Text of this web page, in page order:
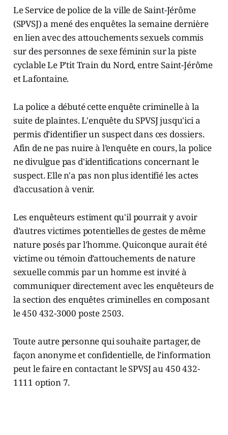
Le Service de police de la ville de Saint-Jérôme
(SPVSJ) a mené des enquêtes la semaine dernière
en lien avec des attouchements sexuels commis
sur des personnes de sexe féminin sur la piste
cyclable Le P’tit Train du Nord, entre Saint-Jérôme
et Lafontaine.
La police a débuté cette enquête criminelle à la
suite de plaintes. L'enquête du SPVSJ jusqu'ici a
permis d’identifier un suspect dans ces dossiers.
Afin de ne pas nuire à l’enquête en cours, la police
ne divulgue pas d'identifications concernant le
suspect. Elle n'a pas non plus identifié les actes
d’accusation à venir.
Les enquêteurs estiment qu'il pourrait y avoir
d’autres victimes potentielles de gestes de même
nature posés par l'homme. Quiconque aurait été
victime ou témoin d’attouchements de nature
sexuelle commis par un homme est invité à
communiquer directement avec les enquêteurs de
la section des enquêtes criminelles en composant
le 450 432-3000 poste 2503.
Toute autre personne qui souhaite partager, de
façon anonyme et confidentielle, de l’information
peut le faire en contactant le SPVSJ au 450 432-
1111 option 7.